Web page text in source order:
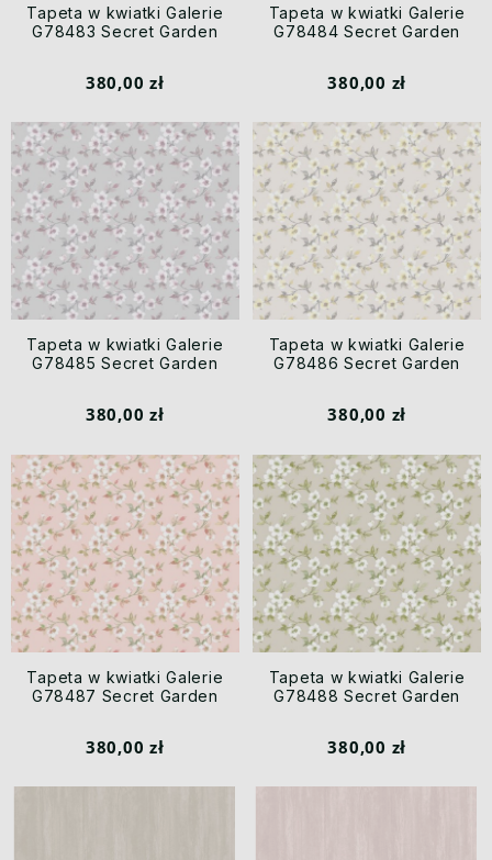
Tapeta w kwiatki Galerie
G78483 Secret Garden
380,00 zł
Tapeta w kwiatki Galerie
G78484 Secret Garden
380,00 zł
Tapeta w kwiatki Galerie
G78485 Secret Garden
380,00 zł
Tapeta w kwiatki Galerie
G78486 Secret Garden
380,00 zł
Tapeta w kwiatki Galerie
G78487 Secret Garden
380,00 zł
Tapeta w kwiatki Galerie
G78488 Secret Garden
380,00 zł